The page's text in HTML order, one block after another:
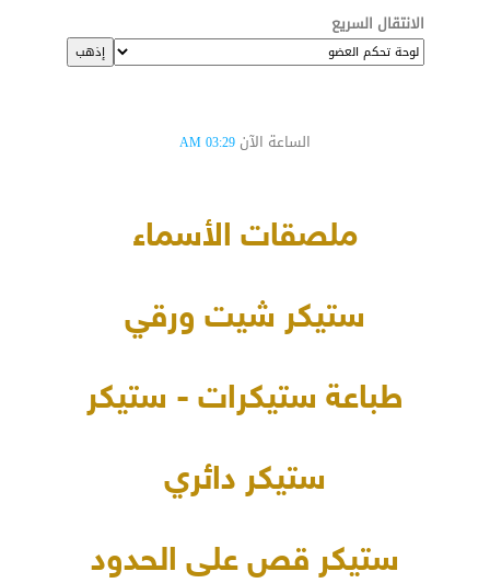
الانتقال السريع
الساعة الآن 03:29 AM
ملصقات الأسماء
ستيكر شيت ورقي
طباعة ستيكرات - ستيكر
ستيكر دائري
ستيكر قص على الحدود